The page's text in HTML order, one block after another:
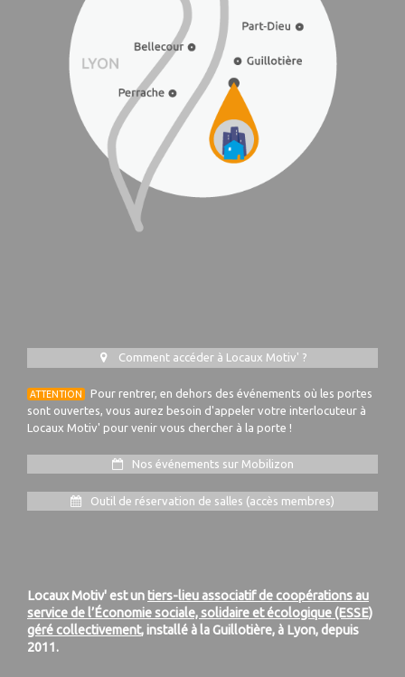
Comment accéder à Locaux Motiv' ?
ATTENTION
Pour rentrer, en dehors des événements où les portes
sont ouvertes, vous aurez besoin d'appeler votre interlocuteur à
Locaux Motiv' pour venir vous chercher à la porte !
Nos événements sur Mobilizon
Outil de réservation de salles (accès membres)
Locaux Motiv' est untiers-lieu associatif de coopérations au
service de l’Économie sociale, solidaire et écologique (ESSE)
géré collectivement, installé à la Guillotière, à Lyon, depuis
2011.